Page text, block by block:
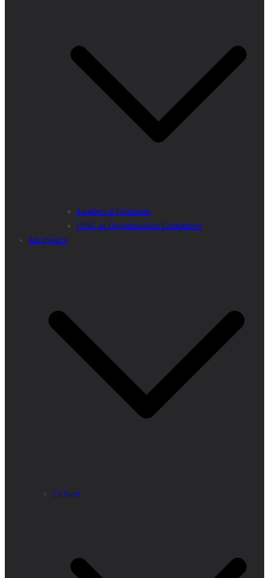
Leaders d’Opinions
ONG et Organisations Caritatives
MagSpace
Culture